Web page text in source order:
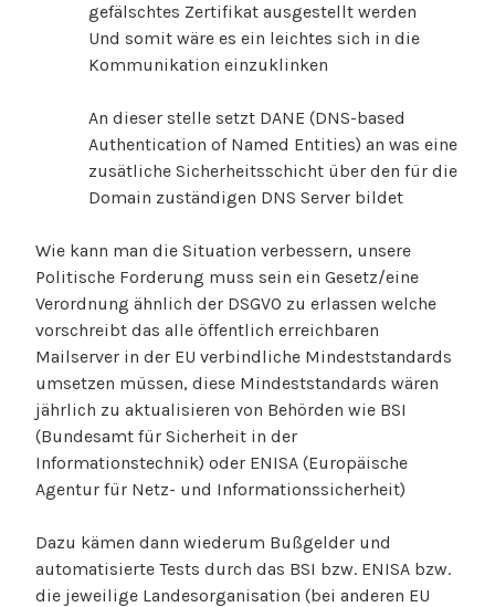
gefälschtes Zertifikat ausgestellt werden
Und somit wäre es ein leichtes sich in die
Kommunikation einzuklinken
An dieser stelle setzt DANE (DNS-based
Authentication of Named Entities) an was eine
zusätliche Sicherheitsschicht über den für die
Domain zuständigen DNS Server bildet
Wie kann man die Situation verbessern, unsere
Politische Forderung muss sein ein Gesetz/eine
Verordnung ähnlich der DSGVO zu erlassen welche
vorschreibt das alle öffentlich erreichbaren
Mailserver in der EU verbindliche Mindeststandards
umsetzen müssen, diese Mindeststandards wären
jährlich zu aktualisieren von Behörden wie BSI
(Bundesamt für Sicherheit in der
Informationstechnik) oder ENISA (Europäische
Agentur für Netz- und Informationssicherheit)
Dazu kämen dann wiederum Bußgelder und
automatisierte Tests durch das BSI bzw. ENISA bzw.
die jeweilige Landesorganisation (bei anderen EU